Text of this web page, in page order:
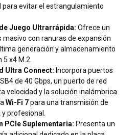
para evitar el estrangulamiento
Juego Ultrarrápida: Ofrece un
masivo con ranuras de expansión
generación y almacenamiento
5 x4 M.2.
Ultra Connect: Incorpora puertos
de 40 Gbps, un puerto de red
velocidad y la solución inalámbrica
Wi-Fi 7para una transmisión de
profesional.
PCIe Suplementaria: Presenta un